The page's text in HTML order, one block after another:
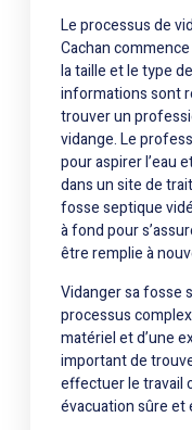
Le processus de
Cachan
la taille et le type
informations sont
trouver un
vidange. Le
pour aspirer l’eau
dans un site de
fosse septique
à fond pour
être remplie à
Vidanger sa fosse
processus
matériel et d’une
important de
effectuer le travail
évacuation sûre et